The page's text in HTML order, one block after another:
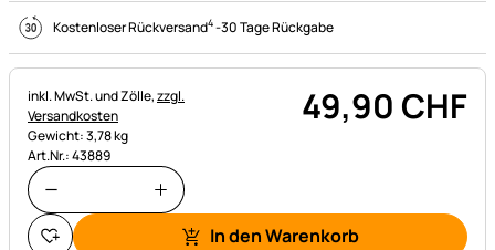
Kostenloser Rückversand4-30 Tage Rückgabe
Steuerhinweis:
inkl. MwSt. und Zölle,zzgl.
Versandkosten
Gewicht: 3,78 kg
Art.Nr.: 43889
49,90 CHF
In den Warenkorb